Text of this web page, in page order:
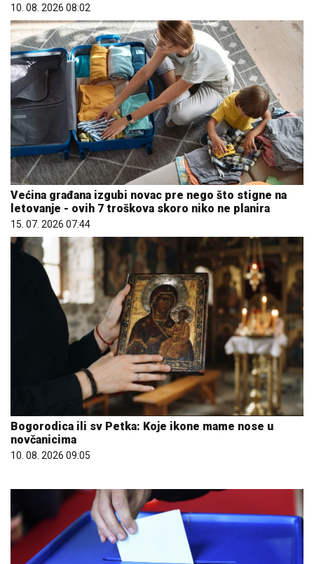
Većina građana izgubi novac pre nego što stigne na
letovanje - ovih 7 troškova skoro niko ne planira
15. 07. 2026 07:44
Bogorodica ili sv Petka: Koje ikone mame nose u
10. 08. 2026 09:05